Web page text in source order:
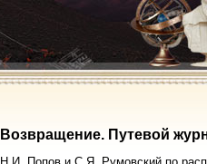
Возвращение. Путевой